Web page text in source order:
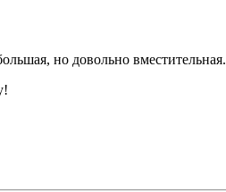
но довольно вместительная.